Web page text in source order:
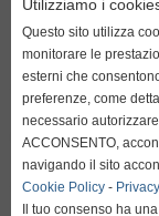
Tutto pronto per
con le
´estero mentre il
riservare qualche
Sono intanto
che presto
sembra
resta
go to
http://
Utilizziamo i
Questo sito utilizza
monitorare le
esterni che
preferenze, come
necessario
ACCONSENTO,
navigando il sito
Cookie Policy -
Il tuo consenso ha